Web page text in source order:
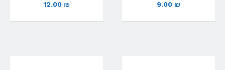
9.00 ₪
12.00 ₪